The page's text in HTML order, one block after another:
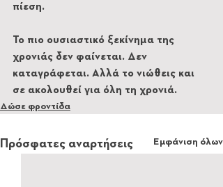
πίεση.
Το πιο ουσιαστικό ξεκίνημα της
χρονιάς δεν φαίνεται. Δεν
καταγράφεται. Αλλά το νιώθεις και
σε ακολουθεί για όλη τη χρονιά.
Δώσε φροντίδα
Πρόσφατες αναρτήσεις Εμφάνιση όλων